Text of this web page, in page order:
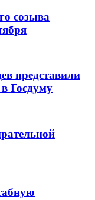
созыва
представили
Госдуму